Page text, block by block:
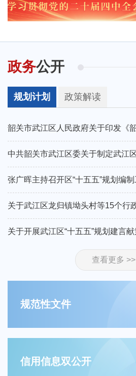
政务公开
规划计划 政策解读
查看更多 >>
规范性文件
信用信息双公开